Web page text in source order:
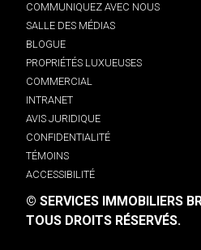
COMMUNIQUEZ AVEC NOUS
SALLE DES MÉDIAS
BLOGUE
PROPRIÉTÉS LUXUEUSES
COMMERCIAL
INTRANET
AVIS JURIDIQUE
CONFIDENTIALITÉ
TÉMOINS
ACCESSIBILITÉ
© SERVICES IMMOBILIERS
TOUS DROITS RÉSERVÉS.